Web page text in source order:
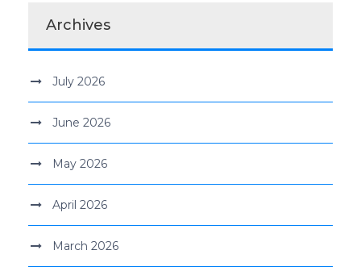
Archives
July 2026
June 2026
May 2026
April 2026
March 2026